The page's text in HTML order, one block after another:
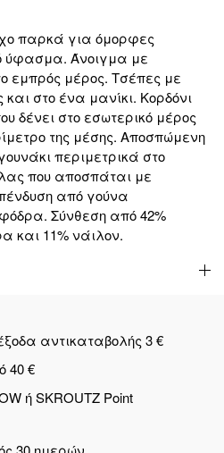
παρκά για όμορφες
ύφασμα. Άνοιγμα με
εμπρός μέρος. Τσέπες με
στο ένα μανίκι. Κορδόνι
δένει στο εσωτερικό μέρος
της μέσης. Αποσπώμενη
περιμετρικά στο
που αποσπάται με
από γούνα
Σύνθεση από 42%
και 11% νάιλον.
αντικαταβολής 3 €
40 €
ή SKROUTZ Point